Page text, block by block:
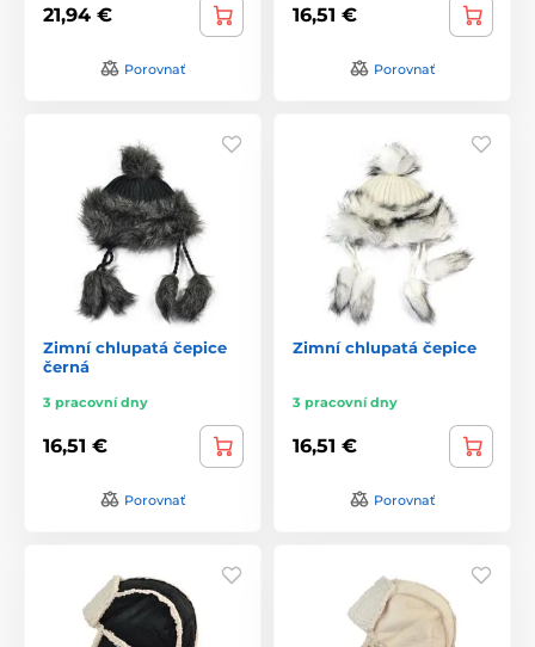
21,94 €
Porovnať
16,51 €
Porovnať
Zimní chlupatá čepice
černá
3 pracovní dny
16,51 €
Porovnať
Zimní chlupatá čepice
3 pracovní dny
16,51 €
Porovnať